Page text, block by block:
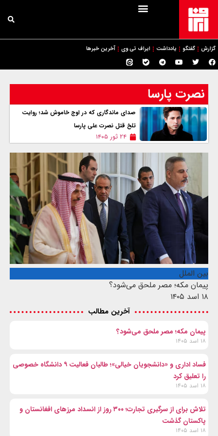
گزارش گفتگو یادداشت ایراف تی وی آخرین خبرها
نصرت پارسا
صدای ماندگاری که در اوج خاموش شد؛ روایت
تلخ قتل نصرت علی پارسا
۲۴ ثور ۱۴۰۵
بین الملل
پیمان مکه؛ مصر ملحق می‌شود؟
۱۸ اسد ۱۴۰۵
آخرین مطالب
پیمان مکه؛ مصر ملحق می‌شود؟
۱۸ اسد ۱۴۰۵
فساد اداری و «دانشجویان خیالی»؛ طالبان فعالیت ۹ دانشگاه خصوصی
را تعلیق کرد
۱۸ اسد ۱۴۰۵
تلاش برای از سرگیری تجارت؛ ۳۰۰ روز از انسداد مرزهای افغانستان و
پاکستان گذشت
۱۸ اسد ۱۴۰۵